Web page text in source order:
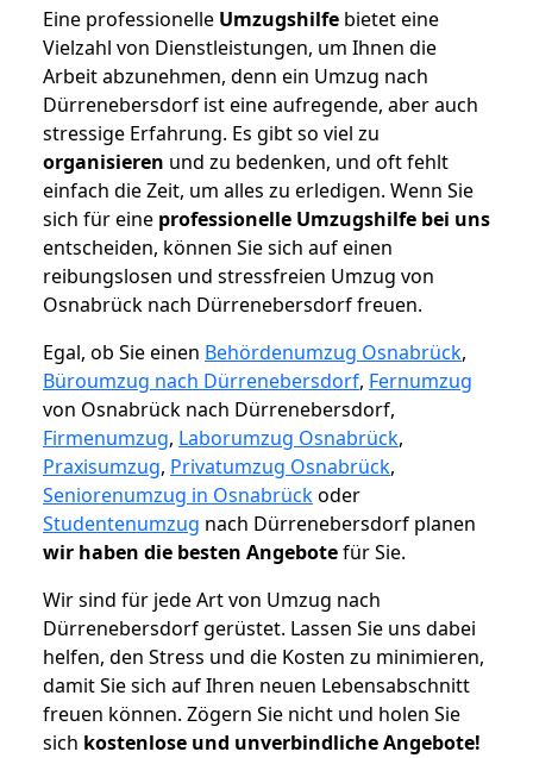
Eine professionelle Umzugshilfe bietet eine
Vielzahl von Dienstleistungen, um Ihnen die
Arbeit abzunehmen, denn ein Umzug nach
Dürrenebersdorf ist eine aufregende, aber auch
stressige Erfahrung. Es gibt so viel zu
organisieren und zu bedenken, und oft fehlt
einfach die Zeit, um alles zu erledigen. Wenn Sie
sich für eine professionelle Umzugshilfe bei uns
entscheiden, können Sie sich auf einen
reibungslosen und stressfreien Umzug von
Osnabrück nach Dürrenebersdorf freuen.
Egal, ob Sie einen Behördenumzug Osnabrück,
Büroumzug nach Dürrenebersdorf, Fernumzug
von Osnabrück nach Dürrenebersdorf,
Firmenumzug, Laborumzug Osnabrück,
Praxisumzug, Privatumzug Osnabrück,
Seniorenumzug in Osnabrückoder
Studentenumzug nach Dürrenebersdorf planen
wir haben die besten Angebotefür Sie.
Wir sind für jede Art von Umzug nach
Dürrenebersdorf gerüstet. Lassen Sie uns dabei
helfen, den Stress und die Kosten zu minimieren,
damit Sie sich auf Ihren neuen Lebensabschnitt
freuen können. Zögern Sie nicht und holen Sie
sich kostenlose und unverbindliche Angebote!